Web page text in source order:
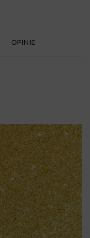
OPINIE